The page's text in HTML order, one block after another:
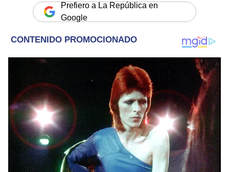
Prefiero a La República en
Google